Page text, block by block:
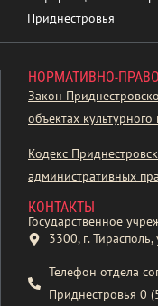
Приднестровья
НОРМАТИВНО-
Закон
объектах культурного
Кодекс
административных
КОНТАКТЫ
Государственное
3300, г.
Телефон отдела
Приднестровья 0